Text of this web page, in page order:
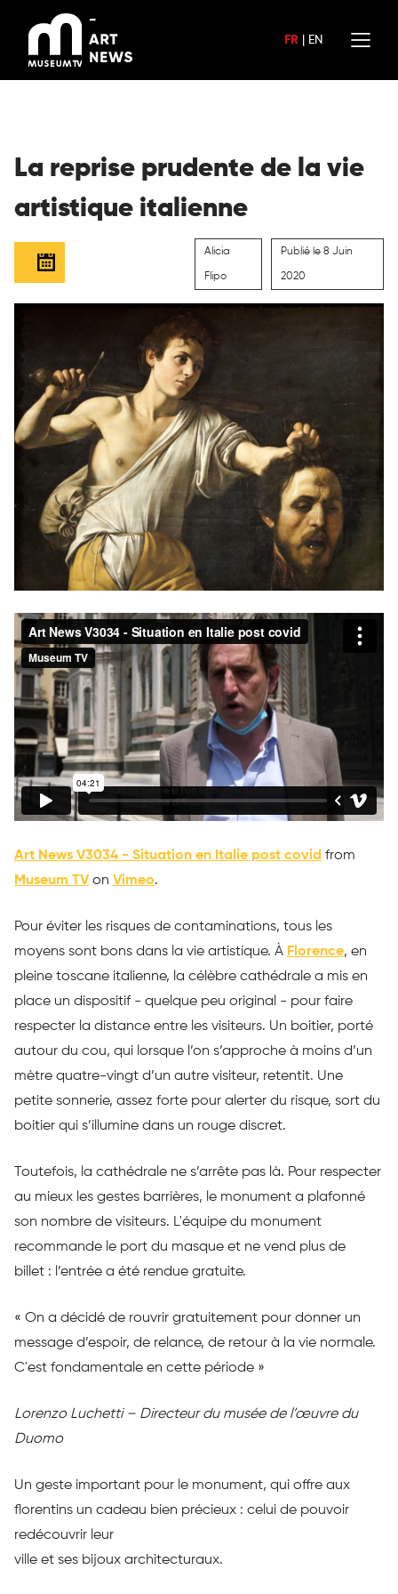
contenu
FR EN
La reprise prudente de la vie
artistique italienne
Alicia
Flipo
Publié le 8 Juin
2020
Art News V3034 - Situation en Italie post covid from
Museum TVon Vimeo.
Pour éviter les risques de contaminations, tous les
moyens sont bons dans la vie artistique. À Florence, en
pleine toscane italienne, la célèbre cathédrale a mis en
place un dispositif - quelque peu original - pour faire
respecter la distance entre les visiteurs. Un boitier, porté
autour du cou, qui lorsque l’on s’approche à moins d’un
mètre quatre-vingt d’un autre visiteur, retentit. Une
petite sonnerie, assez forte pour alerter du risque, sort du
boitier qui s’illumine dans un rouge discret.
Toutefois, la cathédrale ne s’arrête pas là. Pour respecter
au mieux les gestes barrières, le monument a plafonné
son nombre de visiteurs. L'équipe du monument
recommande le port du masque et ne vend plus de
billet : l’entrée a été rendue gratuite.
« On a décidé de rouvrir gratuitement pour donner un
message d’espoir, de relance, de retour à la vie normale.
C'est fondamentale en cette période »
Lorenzo Luchetti – Directeur du musée de l’œuvre du
Duomo
Un geste important pour le monument, qui offre aux
florentins un cadeau bien précieux : celui de pouvoir
redécouvrir leur
ville et ses bijoux architecturaux.